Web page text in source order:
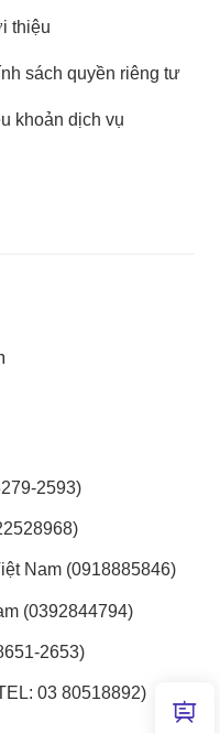
thiệu
sách quyền riêng tư
khoản dịch vụ
2593)
Nam (0918885846)
(0392844794)
2653)
03 80518892)